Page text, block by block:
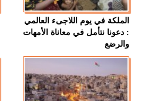
الملكة في يوم اللاجىء العالمي
: دعونا نتأمل في معاناة الأمهات
والرضع